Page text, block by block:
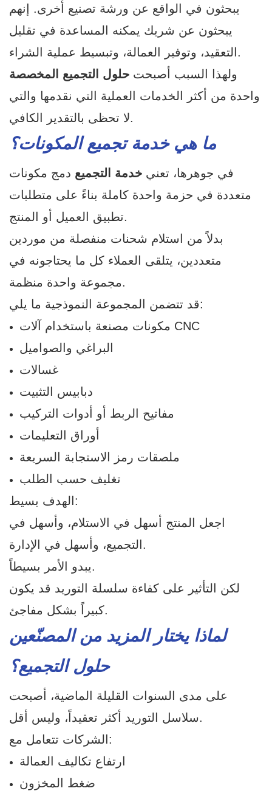
يبحثون في الواقع عن ورشة تصنيع أخرى. إنهم
يبحثون عن شريك يمكنه المساعدة في تقليل
التعقيد، وتوفير العمالة، وتبسيط عملية الشراء.
ولهذا السبب أصبحت حلول التجميع المخصصة
واحدة من أكثر الخدمات العملية التي نقدمها والتي
لا تحظى بالتقدير الكافي.
ما هي خدمة تجميع المكونات؟
في جوهرها، تعني خدمة التجميع دمج مكونات
متعددة في حزمة واحدة كاملة بناءً على متطلبات
تطبيق العميل أو المنتج.
بدلاً من استلام شحنات منفصلة من موردين
متعددين، يتلقى العملاء كل ما يحتاجونه في
مجموعة واحدة منظمة.
قد تتضمن المجموعة النموذجية ما يلي:
مكونات مصنعة باستخدام آلات CNC
البراغي والصواميل
غسالات
دبابيس التثبيت
مفاتيح الربط أو أدوات التركيب
أوراق التعليمات
ملصقات رمز الاستجابة السريعة
تغليف حسب الطلب
الهدف بسيط:
اجعل المنتج أسهل في الاستلام، وأسهل في
التجميع، وأسهل في الإدارة.
يبدو الأمر بسيطاً.
لكن التأثير على كفاءة سلسلة التوريد قد يكون
كبيراً بشكل مفاجئ.
لماذا يختار المزيد من المصنّعين
حلول التجميع؟
على مدى السنوات القليلة الماضية، أصبحت
سلاسل التوريد أكثر تعقيداً، وليس أقل.
الشركات تتعامل مع:
ارتفاع تكاليف العمالة
ضغط المخزون